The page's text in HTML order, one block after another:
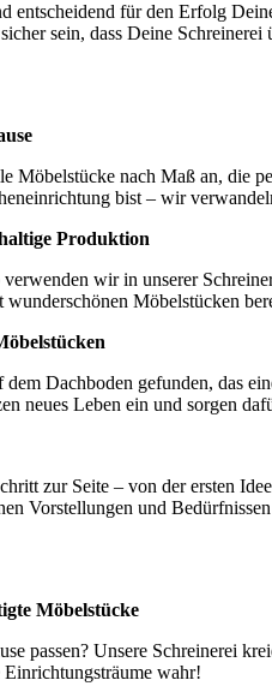
entscheidend für den Erfolg
sein, dass Deine
nach Maß an, die
bist – wir
Produktion
wir in unserer
Möbelstücken
Dachboden gefunden, das
neues Leben ein und sorgen
zur Seite – von der ersten
Vorstellungen und
Möbelstücke
passen? Unsere Schreinerei
wahr!